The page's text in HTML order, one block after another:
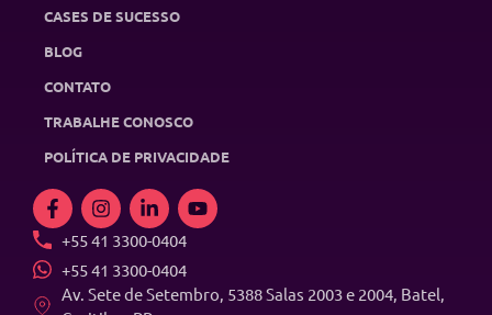
CASES DE SUCESSO
BLOG
CONTATO
TRABALHE CONOSCO
POLÍTICA DE PRIVACIDADE
+55 41 3300-0404
+55 41 3300-0404
Av. Sete de Setembro, 5388 Salas 2003 e 2004, Batel,